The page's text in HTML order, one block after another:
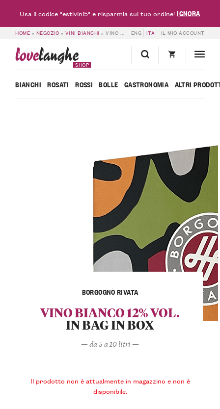
HOME » NEGOZIO » VINI BIANCHI »VINO BIANCO 12% VOL. – BAG IN BOX – BORGOGNO RIVATA ENG ITA IL MIO ACCOUNT
lovelanghe
SHOP
BIANCHI ROSATI ROSSI BOLLE GASTRONOMIA ALTRI
BORGOGNO RIVATA
VINO BIANCO 12% VOL.
IN BAG IN BOX
— da 5 a 10 litri —
Il prodotto non è attualmente in magazzino e non è
disponibile.
Usa il codice "estivini5" e risparmia sul tuo ordine!IGNORA